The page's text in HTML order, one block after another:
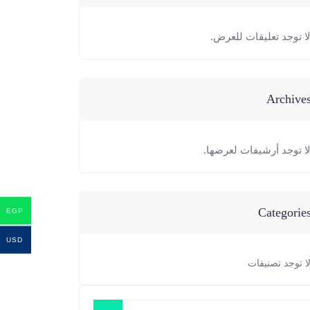
لا توجد تعليقات للعرض.
لا توجد أرشيفات لعرضها.
لا توجد تصنيفات
EGP
USD